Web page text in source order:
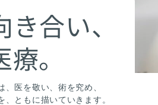
合い、
。
医を敬い、術を究め、
ともに描いていきます。